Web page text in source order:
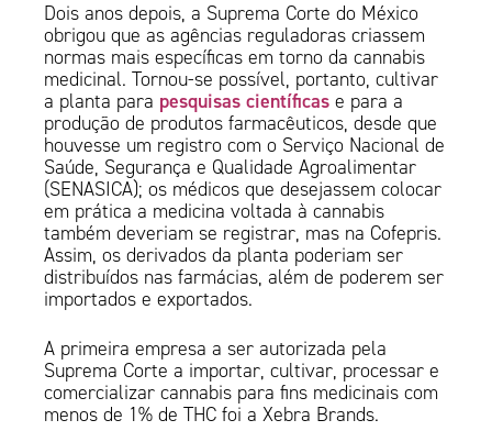
Dois anos depois, a Suprema Corte do México
obrigou que as agências reguladoras criassem
normas mais específicas em torno da cannabis
medicinal. Tornou-se possível, portanto, cultivar
a planta para pesquisas científicas e para a
produção de produtos farmacêuticos, desde que
houvesse um registro com o Serviço Nacional de
Saúde, Segurança e Qualidade Agroalimentar
(SENASICA); os médicos que desejassem colocar
em prática a medicina voltada à cannabis
também deveriam se registrar, mas na Cofepris.
Assim, os derivados da planta poderiam ser
distribuídos nas farmácias, além de poderem ser
importados e exportados.
A primeira empresa a ser autorizada pela
Suprema Corte a importar, cultivar, processar e
comercializar cannabis para fins medicinais com
menos de 1% de THC foi a Xebra Brands.